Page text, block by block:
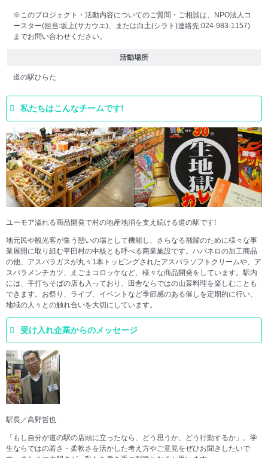
※このプロジェクト・活動内容についてのご質問・ご相談は、NPO法人コ
ースター(担当:坂上(サカウエ)、または白土(シラト)連絡先:024-983-1157)
までお問い合わせください。
活動場所
道の駅ひらた
私たちはこんなチームです!
ユーモア溢れる商品開発で村の地産地消を支え続ける道の駅です!
地元民や観光客が集う憩いの場として機能し、さらなる飛躍のために様々な事
業展開に取り組む平田村の中核とも呼べる商業施設です。ハバネロの加工商品
の他、アスパラガスが丸々1本トッピングされたアスパラソフトクリームや、ア
スパラメンチカツ、えごまコロッケなど、様々な商品開発をしています。駅内
には、手打ちそばの店も入っており、田舎ならではの山菜料理を楽しむことも
できます。お祭り、ライブ、イベントなど季節感のある催しを定期的に行い、
地域の人々との触れ合いを大切にしています。
受け入れ企業からのメッセージ
駅長／高野哲也
「もし自分が道の駅の店頭に立ったなら、どう思うか、どう行動するか」。学
生ならではの若さ・柔軟さを活かした考え方やご意見をぜひお聞きしたいで